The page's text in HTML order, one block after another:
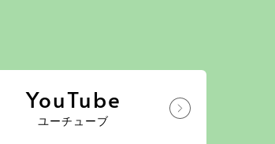
YouTube
ユーチューブ